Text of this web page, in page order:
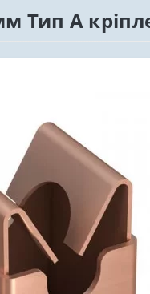
Тип А